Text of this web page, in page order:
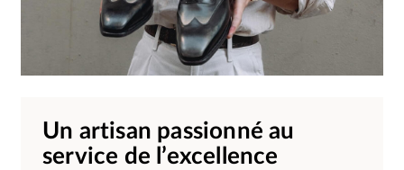
Un artisan passionné au
service de l’excellence